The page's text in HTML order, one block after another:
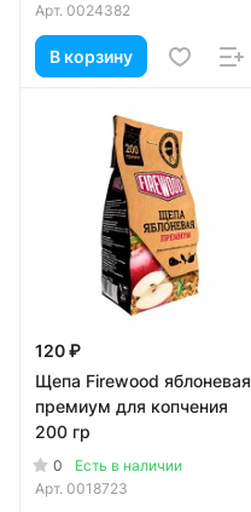
Арт. 0024382
В корзину
120 ₽
Щепа Firewood яблоневая
премиум для копчения
200 гр
0
Есть в наличии
Арт. 0018723